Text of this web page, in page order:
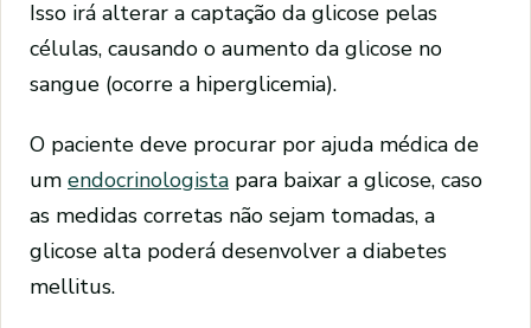
Isso irá alterar a captação da glicose pelas
células, causando o aumento da glicose no
sangue (ocorre a hiperglicemia).
O paciente deve procurar por ajuda médica de
um endocrinologista para baixar a glicose, caso
as medidas corretas não sejam tomadas, a
glicose alta poderá desenvolver a diabetes
mellitus.